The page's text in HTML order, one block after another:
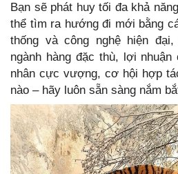
Bạn sẽ phát huy tối đa khả
thể tìm ra hướng đi mới bằng
thống và công nghệ hiện
ngành hàng đặc thù, lợi
nhân cực vượng, cơ hội hợp
nào – hãy luôn sẵn sàng nắm